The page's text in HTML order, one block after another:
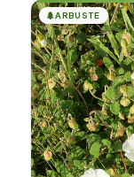
🌲ARBUSTE